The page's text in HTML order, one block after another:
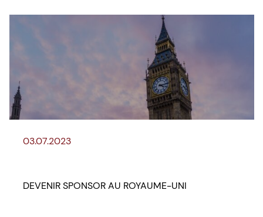
03.07.2023
DEVENIR SPONSOR AU ROYAUME-UNI